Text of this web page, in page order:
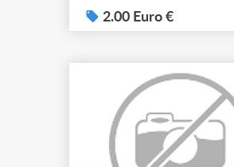
d'envoi
2.00 Euro €